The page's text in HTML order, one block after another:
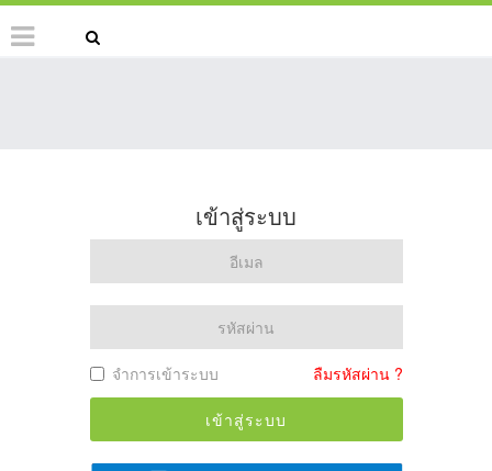
เข้าสู่ระบบ
จำการเข้าระบบ ลืมรหัสผ่าน ?